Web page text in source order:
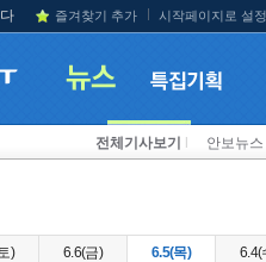
즐겨찾기 추가 시작페이지로 설정
전체기사보기 안보뉴스
) 6.6(금) 6.5(목) 6.4(